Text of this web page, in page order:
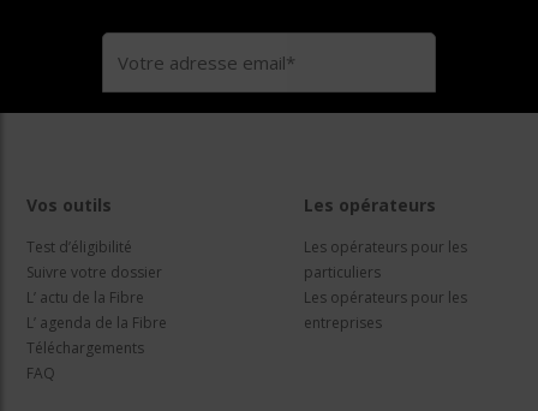
Vos outils
Test d’éligibilité
Suivre votre dossier
L’ actu de la Fibre
L’ agenda de la Fibre
Téléchargements
FAQ
Les opérateurs
Les opérateurs pour les
particuliers
Les opérateurs pour les
entreprises